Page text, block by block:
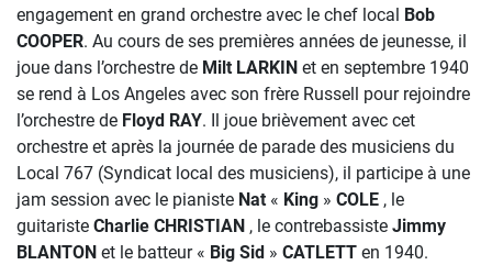
engagement en grand orchestre avec le chef local Bob
COOPER. Au cours de ses premières années de jeunesse, il
joue dans l’orchestre de Milt LARKIN et en septembre 1940
se rend à Los Angeles avec son frère Russell pour rejoindre
l’orchestre de Floyd RAY. Il joue brièvement avec cet
orchestre et après la journée de parade des musiciens du
Local 767 (Syndicat local des musiciens), il participe à une
jam session avec le pianiste Nat « King » COLE , le
guitariste Charlie CHRISTIAN , le contrebassiste Jimmy
BLANTON et le batteur « Big Sid » CATLETT en 1940.